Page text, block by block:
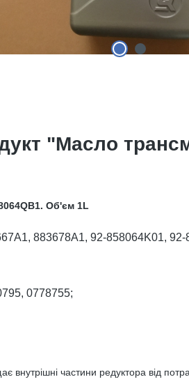
"Масло
Об'єм 1L
883678A1, 92-858064K01,
0778755;
частини редуктора від